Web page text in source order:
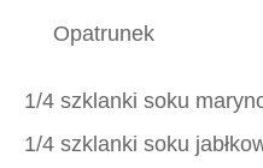
Opatrunek
1/4 szklanki soku
1/4 szklanki soku